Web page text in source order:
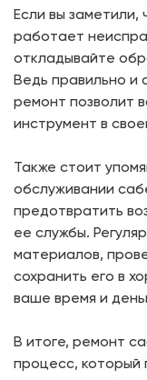
Если вы
работает
откладывайте
Ведь правильно и
ремонт позволит
инструмент в
Также стоит
обслуживании
предотвратить
ее службы.
материалов,
сохранить его в
ваше время и
В итоге, ремонт
процесс, который